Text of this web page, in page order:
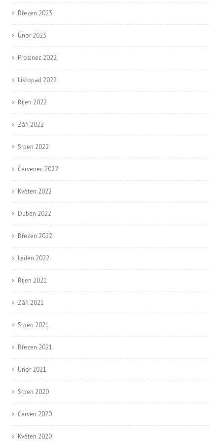
Březen 2023
Únor 2023
Prosinec 2022
Listopad 2022
Říjen 2022
Září 2022
Srpen 2022
Červenec 2022
Květen 2022
Duben 2022
Březen 2022
Leden 2022
Říjen 2021
Září 2021
Srpen 2021
Březen 2021
Únor 2021
Srpen 2020
Červen 2020
Květen 2020